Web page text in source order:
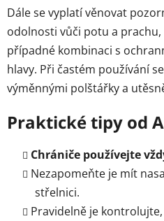
Dále se vyplatí věnovat
odolnosti vůči potu a
případné kombinaci s
hlavy. Při častém používání
výměnnými polštářky a
Praktické tipy od
Chrániče používejte
Nezapomeňte je mít
střelnici.
Pravidelně je